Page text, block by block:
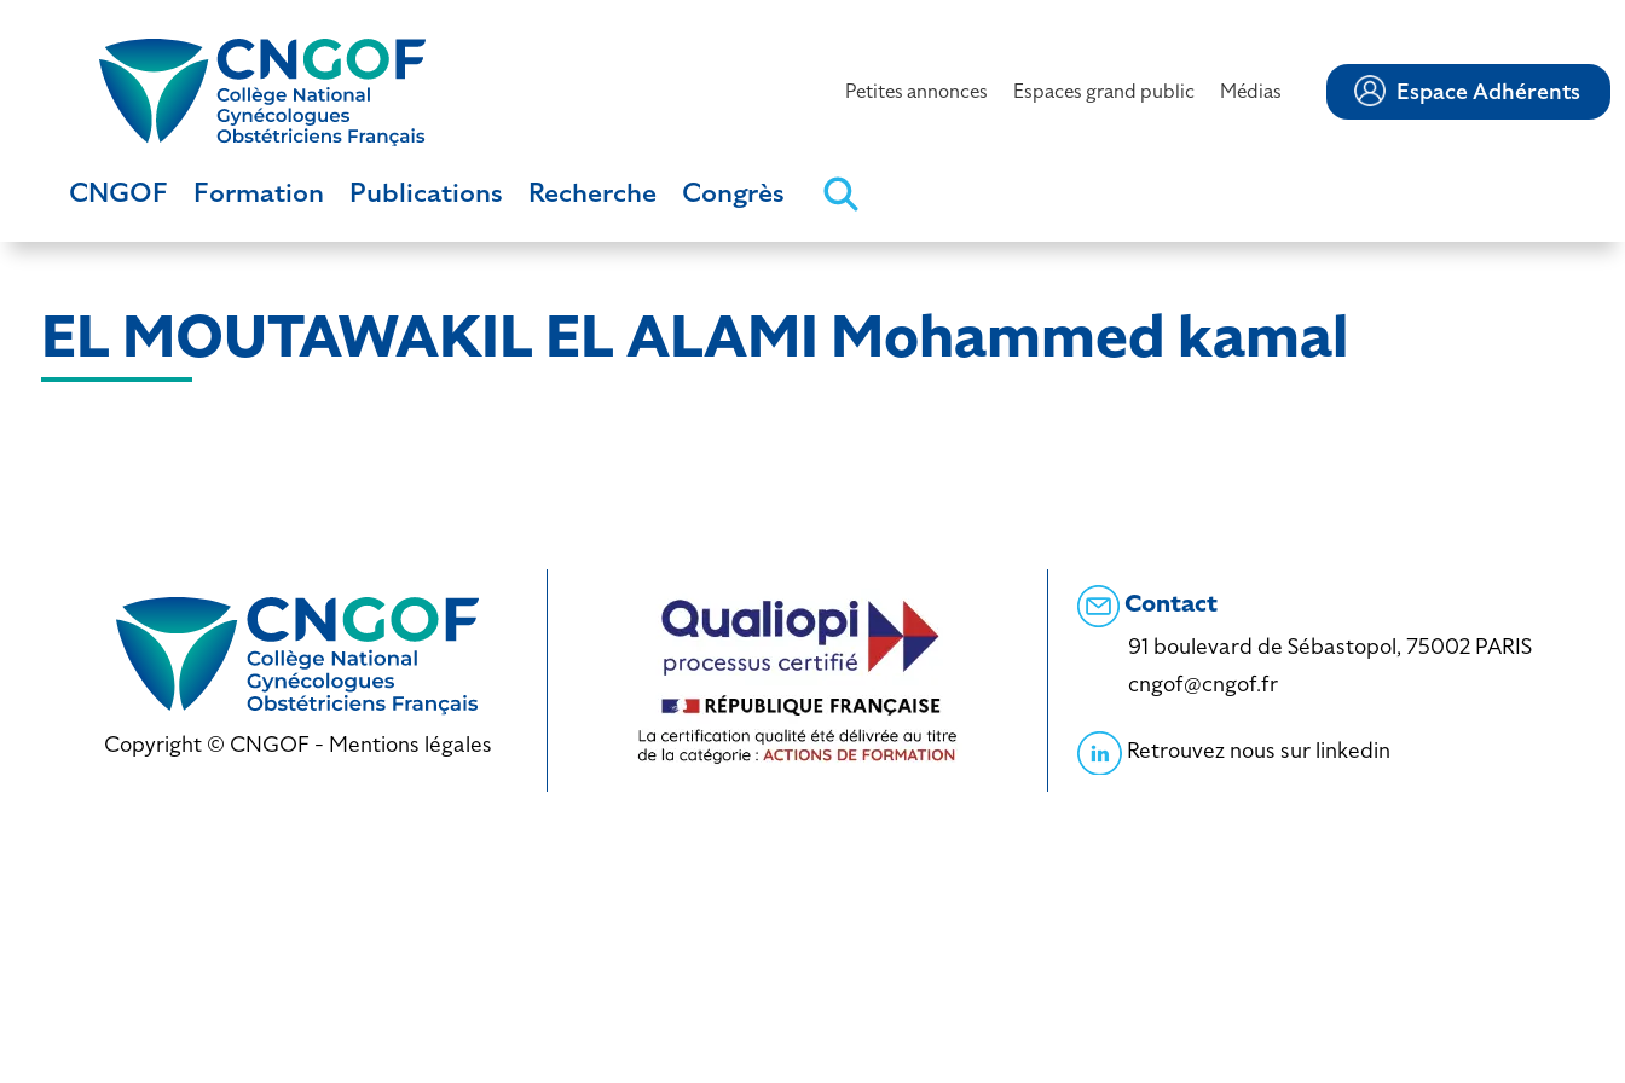
Petites annonces Espaces grand public Médias Espace Adhérents
CNGOF Formation Publications Recherche Congrès
EL MOUTAWAKIL EL ALAMI Mohammed kamal
Copyright © CNGOF - Mentions légales
Contact
91 boulevard de Sébastopol, 75002 PARIS
cngof@cngof.fr
Retrouvez nous sur linkedin